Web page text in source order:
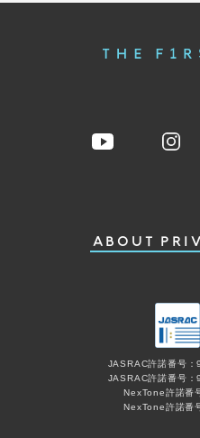
ABOUT
JASRAC許諾番号
JASRAC許諾番号
NexTone許諾番
NexTone許諾番